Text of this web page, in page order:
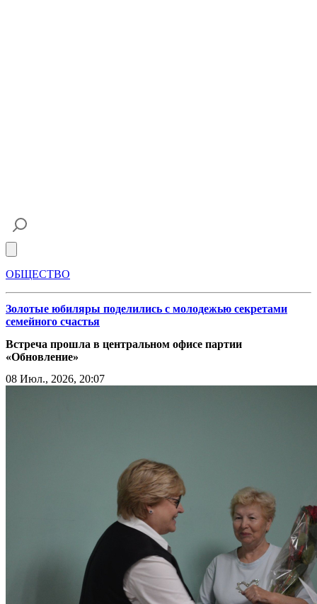
ОБЩЕСТВО
Золотые юбиляры поделились с молодежью секретами
семейного счастья
Встреча прошла в центральном офисе партии
«Обновление»
08 Июл., 2026, 20:07